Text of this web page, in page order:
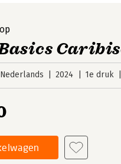
Nederlands 2024 1e druk